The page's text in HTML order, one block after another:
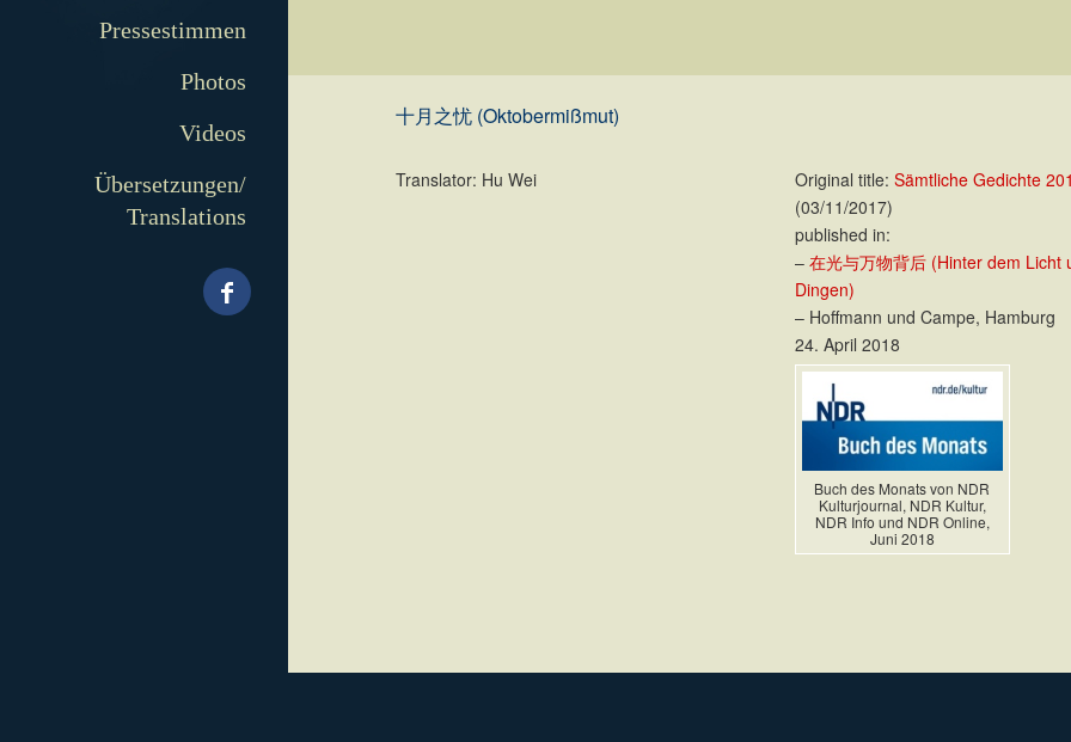
Pressestimmen
Photos
Videos
Übersetzungen/
Translations
十月之忧 (Oktobermißmut)
Translator: Hu Wei Original title: Sämtliche Gedichte
(03/11/2017)
published in:
– 在光与万物背后 (Hinter dem Licht
Dingen)
– Hoffmann und Campe, Hamburg
24. April 2018
Buch des Monats von NDR
Kulturjournal, NDR Kultur,
NDR Info und NDR Online,
Juni 2018